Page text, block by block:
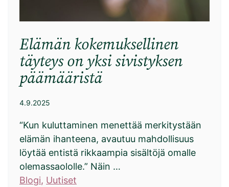
Elämän kokemuksellinen
täyteys on yksi sivistyksen
päämääristä
4.9.2025
“Kun kuluttaminen menettää merkitystään
elämän ihanteena, avautuu mahdollisuus
löytää entistä rikkaampia sisältöjä omalle
olemassaololle.” Näin …
Blogi, Uutiset